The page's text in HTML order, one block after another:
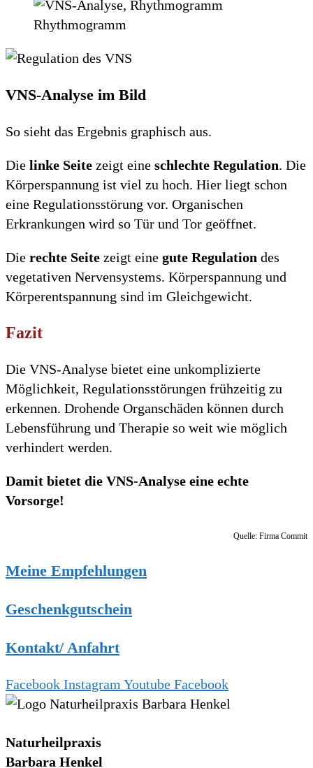
Rhythmogramm
VNS-Analyse im Bild
So sieht das Ergebnis graphisch aus.
Die linke Seite zeigt eine schlechte Regulation. Die
Körperspannung ist viel zu hoch. Hier liegt schon
eine Regulationsstörung vor. Organischen
Erkrankungen wird so Tür und Tor geöffnet.
Die rechte Seite zeigt eine gute Regulation des
vegetativen Nervensystems. Körperspannung und
Körperentspannung sind im Gleichgewicht.
Fazit
Die VNS-Analyse bietet eine unkomplizierte
Möglichkeit, Regulationsstörungen frühzeitig zu
erkennen. Drohende Organschäden können durch
Lebensführung und Therapie so weit wie möglich
verhindert werden.
Damit bietet die VNS-Analyse eine echte
Vorsorge!
Quelle: Firma Commit
Meine Empfehlungen
Geschenkgutschein
Kontakt/ Anfahrt
Facebook InstagramYoutube Facebook
Naturheilpraxis
Barbara Henkel